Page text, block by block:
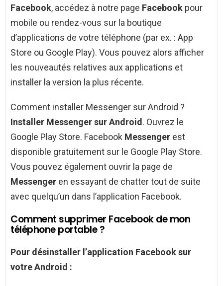
Facebook, accédez à notre page Facebook pour
mobile ou rendez-vous sur la boutique
d’applications de votre téléphone (par ex. : App
Store ou Google Play). Vous pouvez alors afficher
les nouveautés relatives aux applications et
installer la version la plus récente.
Comment installer Messenger sur Android ?
Installer Messenger sur Android. Ouvrez le
Google Play Store. Facebook Messenger est
disponible gratuitement sur le Google Play Store.
Vous pouvez également ouvrir la page de
Messenger en essayant de chatter tout de suite
avec quelqu’un dans l’application Facebook.
Comment supprimer Facebook de mon
téléphone portable ?
Pour désinstaller l’application Facebooksur
votreAndroid :